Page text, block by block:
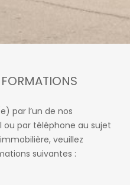
par l’un de nos
ou par téléphone au sujet
veuillez
suivantes :